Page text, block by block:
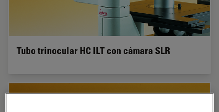
Tubo trinocular HC ILT con cámara SLR